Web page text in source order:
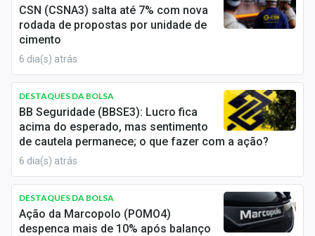
Anuncie
Últimas Notícias
Newsletters
Cotações
Comprar ou vender?
Carteiras Recomendadas
Central de Dividendos
CSN (CSNA3) salta até 7% com nova
rodada de propostas por unidade de
cimento
6 dia(s) atrás
DESTAQUES DA BOLSA
BB Seguridade (BBSE3): Lucro fica
acima do esperado, mas sentimento
de cautela permanece; o que fazer com a ação?
6 dia(s) atrás
DESTAQUES DA BOLSA
Ação da Marcopolo (POMO4)
despenca mais de 10% após balanço